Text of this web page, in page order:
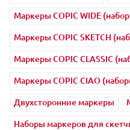
Маркеры COPIC WIDE
Маркеры COPIC SKETCH
Маркеры COPIC CLASSIC
Маркеры COPIC CIAO
Двухсторонние маркеры
Наборы маркеров для